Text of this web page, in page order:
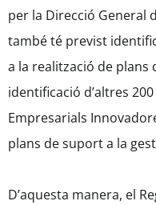
per la Direcció General
també té previst
a la realització de plans
identificació d’altres
Empresarials
plans de suport a la
D’aquesta manera, el